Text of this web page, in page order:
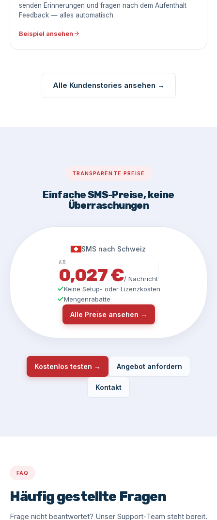
senden Erinnerungen und fragen nach dem Aufenthalt
Feedback — alles automatisch.
Beispiel ansehen
Alle Kundenstories ansehen →
TRANSPARENTE PREISE
Einfache SMS-Preise, keine
Überraschungen
SMS nach Schweiz
AB
0,027 €/ Nachricht
Keine Setup- oder Lizenzkosten
Mengenrabatte
Alle Preise ansehen →
Kostenlos testen → Angebot anfordern
Kontakt
FAQ
Häufig gestellte Fragen
Frage nicht beantwortet? Unser Support-Team steht bereit.